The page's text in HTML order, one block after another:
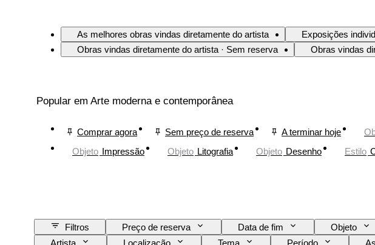
As melhores obras vindas diretamente do artista Exposições
Obras vindas diretamente do artista · Sem reserva
Obras vindas
Popular em Arte moderna e contemporânea
Comprar agora Sem preço de reserva A terminar hoje
Objeto Impressão Objeto Litografia Objeto Desenho Estilo
Filtros Preço de reserva Data de fim Objeto